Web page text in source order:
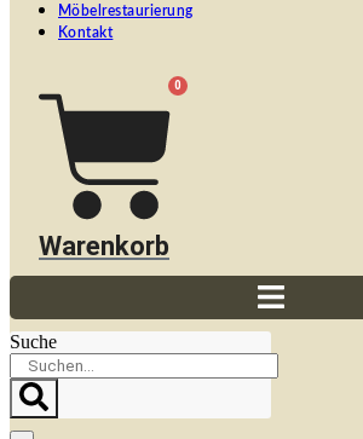
Möbelrestaurierung
Kontakt
0
Warenkorb
Suche